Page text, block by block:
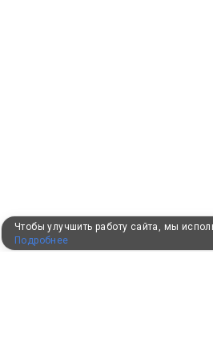
Чтобы улучшить работу сайта, мы
Подробнее